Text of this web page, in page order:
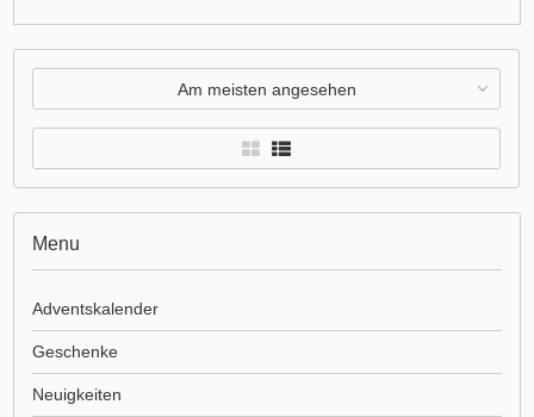
Am meisten angesehen
Menu
Adventskalender
Geschenke
Neuigkeiten